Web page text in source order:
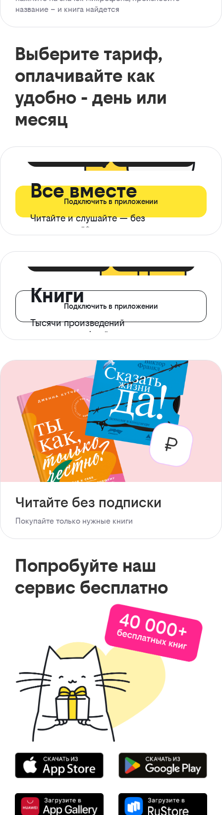
название – и книга найдется
Выберите тариф,
оплачивайте как
удобно - день или
месяц
Все вместе
Читайте и слушайте — без
ограничений*
Подключить в приложении
Книги
Тысячи произведений
с доступом офлайн
Подключить в приложении
Читайте без подписки
Покупайте только нужные книги
Попробуйте наш
сервис бесплатно